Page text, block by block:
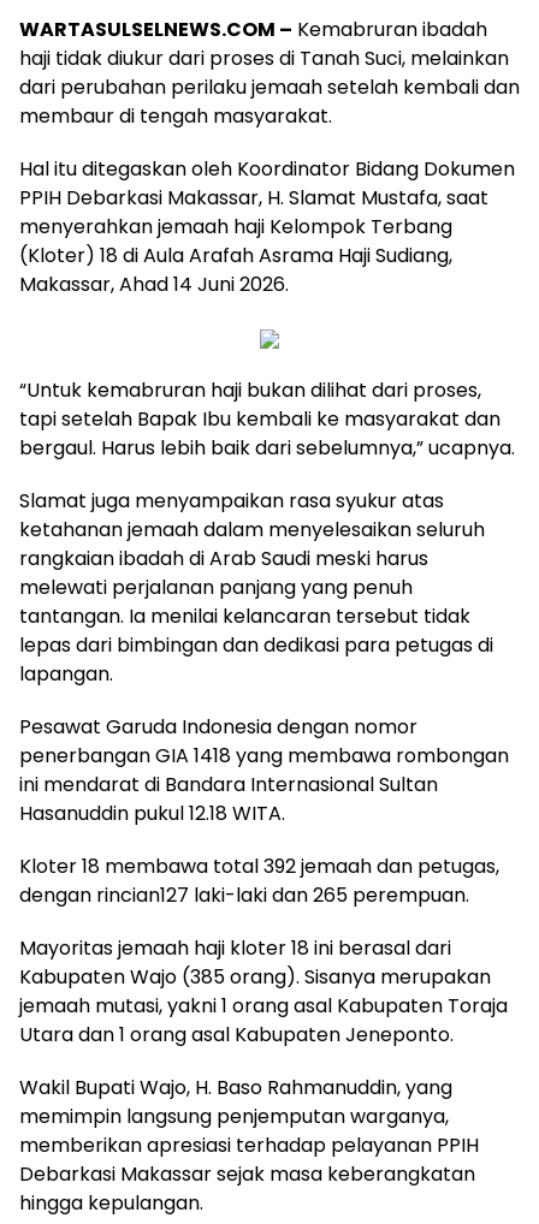
WARTASULSELNEWS.COM – Kemabruran ibadah
haji tidak diukur dari proses di Tanah Suci, melainkan
dari perubahan perilaku jemaah setelah kembali dan
membaur di tengah masyarakat.
Hal itu ditegaskan oleh Koordinator Bidang Dokumen
PPIH Debarkasi Makassar, H. Slamat Mustafa, saat
menyerahkan jemaah haji Kelompok Terbang
(Kloter) 18 di Aula Arafah Asrama Haji Sudiang,
Makassar, Ahad 14 Juni 2026.
“Untuk kemabruran haji bukan dilihat dari proses,
tapi setelah Bapak Ibu kembali ke masyarakat dan
bergaul. Harus lebih baik dari sebelumnya,” ucapnya.
Slamat juga menyampaikan rasa syukur atas
ketahanan jemaah dalam menyelesaikan seluruh
rangkaian ibadah di Arab Saudi meski harus
melewati perjalanan panjang yang penuh
tantangan. Ia menilai kelancaran tersebut tidak
lepas dari bimbingan dan dedikasi para petugas di
lapangan.
Pesawat Garuda Indonesia dengan nomor
penerbangan GIA 1418 yang membawa rombongan
ini mendarat di Bandara Internasional Sultan
Hasanuddin pukul 12.18 WITA.
Kloter 18 membawa total 392 jemaah dan petugas,
dengan rincian127 laki-laki dan 265 perempuan.
Mayoritas jemaah haji kloter 18 ini berasal dari
Kabupaten Wajo (385 orang). Sisanya merupakan
jemaah mutasi, yakni 1 orang asal Kabupaten Toraja
Utara dan 1 orang asal Kabupaten Jeneponto.
Wakil Bupati Wajo, H. Baso Rahmanuddin, yang
memimpin langsung penjemputan warganya,
memberikan apresiasi terhadap pelayanan PPIH
Debarkasi Makassar sejak masa keberangkatan
hingga kepulangan.